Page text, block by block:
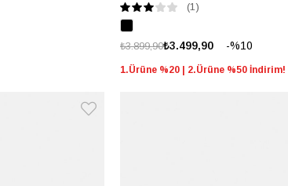
(1)
%10
₺3.499,90
₺3.899,90
1.Ürüne %20 | 2.Ürüne %50 İndirim!